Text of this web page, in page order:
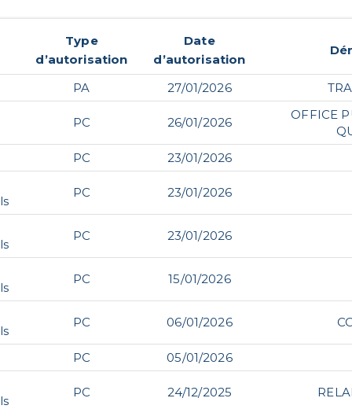
Type
d’autorisation
Date
d’autorisation
PA 27/01/2026
PC 26/01/2026
OFFICE
PC
23/01/2026
PC 23/01/2026
PC 23/01/2026
PC 15/01/2026
PC 06/01/2026
PC 05/01/2026
PC 24/12/2025